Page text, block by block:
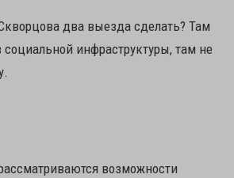
два выезда сделать? Там
социальной инфраструктуры, там не
возможности